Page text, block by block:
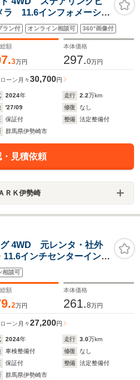
11.6インフォメーショ
シートヒーター リヤ
ティブドライビングビ
ラン付 オンライン相談可 360°画像付
額
3万円
本体価格
297.0万円
ーン 月々30,700円
2024年 走行 2.2万km
'27/09 修復
なし
保証付 整備
法定整備付
群馬県伊勢崎市
見積依頼
ＲＫ伊勢崎
4WD 元レンタ・社外
インチセンターインフ
シュスタート・フル
アリングヒーター・シー
相談可
額
2万円
本体価格
261.8万円
ーン 月々27,200円
2024年 走行 3.0万km
車検整備付 修復
なし
保証付 整備
法定整備付
群馬県伊勢崎市